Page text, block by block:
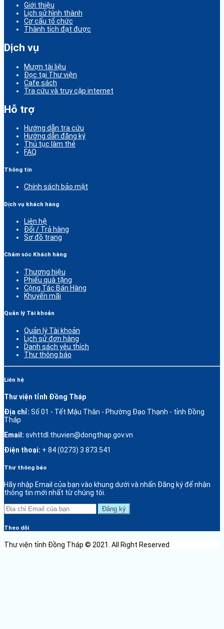
Giới thiệu
Lịch sử hình thành
Cơ cấu tổ chức
Thành tích đạt được
Dịch vụ
Mượn tài liệu
Đọc tại Thư viện
Cafe sách
Tra cứu và truy cập internet
Hỗ trợ
Hướng dẫn tra cứu
Hướng dẫn đăng ký
Thủ tục làm thẻ
FAQ
Thông tin
Chính sách bảo mật
Dịch vụ khách hàng
Liên hệ
Đổi / Trả hàng
Sơ đồ trang
Chăm sóc Khách hàng
Thương hiệu
Phiếu quà tặng
Cộng Tác Bán Hàng
Khuyến mãi
Quản lý Tài khoản
Quản lý Tài khoản
Lịch sử đơn hàng
Danh sách yêu thích
Thư thông báo
Liên hệ
Thư viện tỉnh Đồng Tháp
Địa chỉ: Số 01 - Tết Mậu Thân - Phường Đạo Thạnh - tỉnh Đồng
Tháp
Email: svhttdl.thuvien@dongthap.gov.vn
Điện thoại: + 84 (0273) 3 873.541
Thư thông báo
Hãy nhập Email của bạn vào khung dưới và nhấn Đăng ký để nhận
thông tin mới nhất từ chúng tôi.
Đăng ký
Theo dõi
Thư viện tỉnh Đồng Tháp © 2021. All Right Reserved